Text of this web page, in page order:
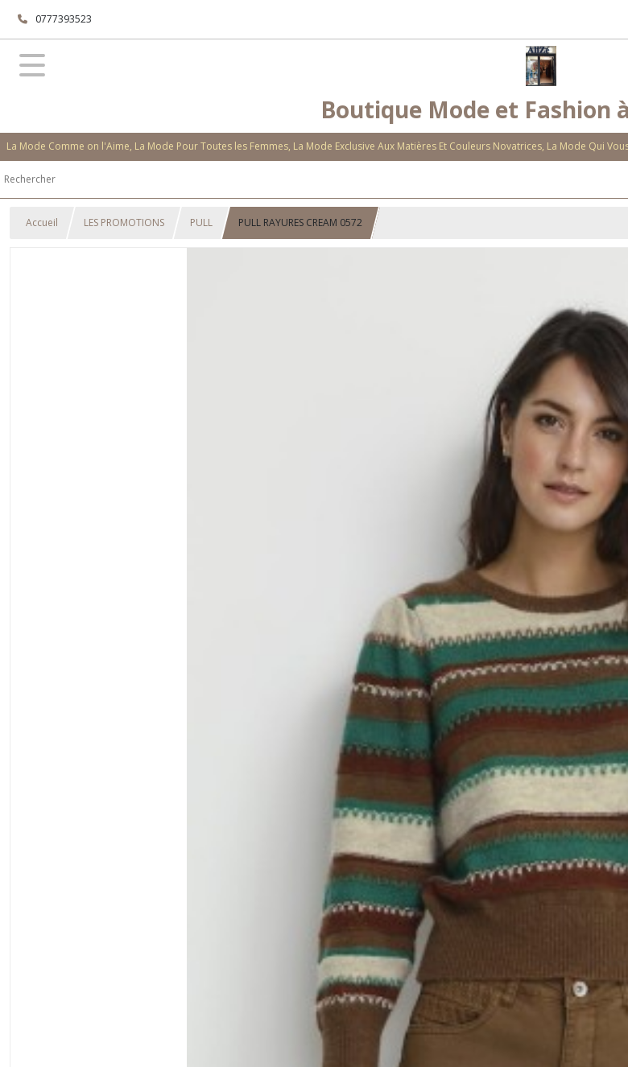
0777393523
Boutique Mode et Fashion
La Mode Comme on l'Aime, La Mode Pour Toutes les Femmes, La Mode Exclusive Aux Matières Et Couleurs Novatrices, La Mode Qui
Accueil LES PROMOTIONS PULL PULL RAYURES CREAM 0572